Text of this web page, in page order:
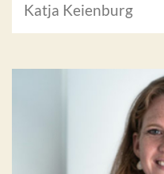
Katja Keienburg